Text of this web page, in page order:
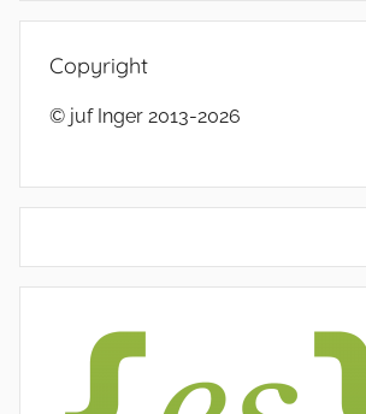
Copyright
© juf Inger 2013-2026